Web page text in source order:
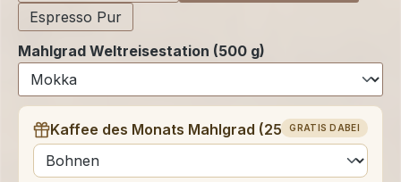
Espresso Pur
Mahlgrad Weltreisestation (500 g)
GRATIS DABEI
Kaffee des Monats Mahlgrad (250 g)
auswählen